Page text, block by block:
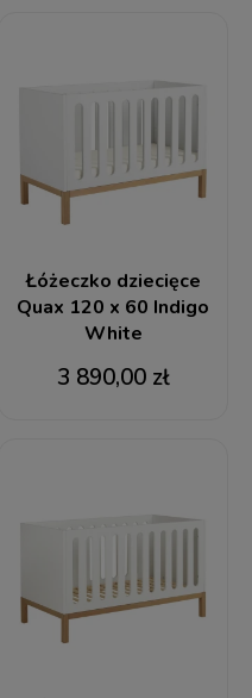
Łóżeczko dziecięce
Quax 120 x 60 Indigo
White
3 890,00 zł